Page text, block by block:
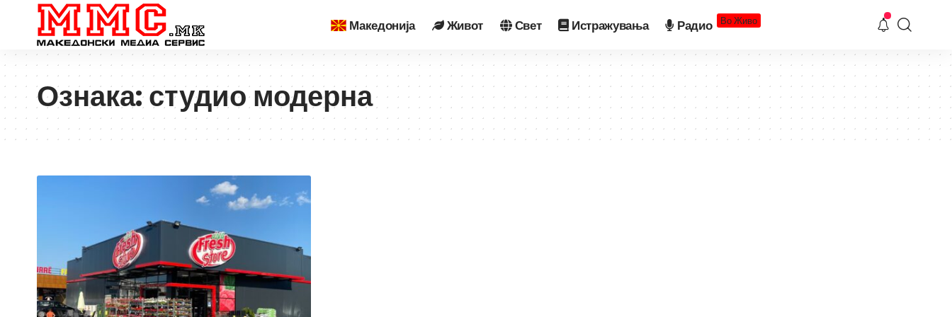
Македонија Живот Свет Истражувања Радио Во Живо
Ознака:студио модерна